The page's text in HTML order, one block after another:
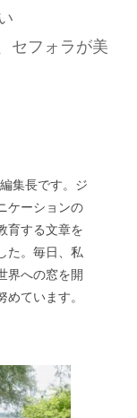
セフォラが美
集長です。ジ
ケーションの
育する文章を
た。毎日、私
界への窓を開
ています。